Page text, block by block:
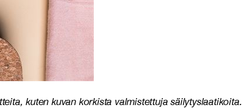
kuten kuvan korkista valmistettuja säilytyslaatikoita.